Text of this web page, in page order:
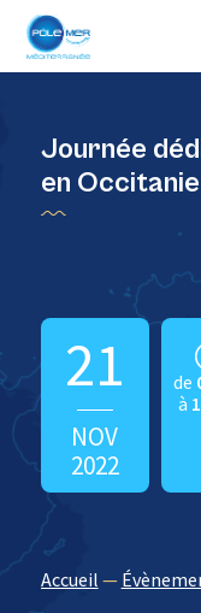
Journée
en Occitanie
21
NOV
2022
de
à
Accueil —
Panneau de gestion des